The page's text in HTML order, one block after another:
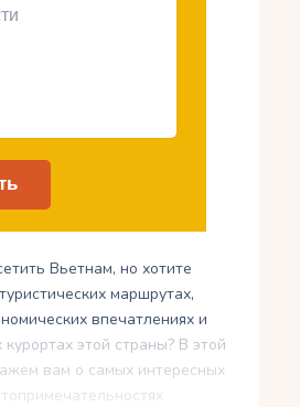
Вьетнам, но хотите
маршрутах,
впечатлениях и
этой страны? В этой
вам о самых интересных